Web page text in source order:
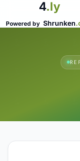
4.ly
Powered by Shrunken